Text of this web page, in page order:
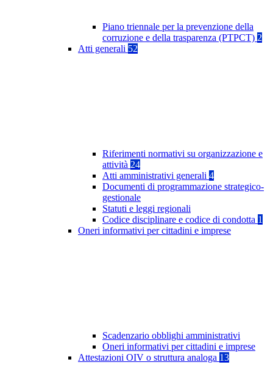
Piano triennale per la prevenzione della
corruzione e della trasparenza (PTPCT) 2
Atti generali 52
Riferimenti normativi su organizzazione e
attività 24
Atti amministrativi generali 4
Documenti di programmazione strategico-
gestionale
Statuti e leggi regionali
Codice disciplinare e codice di condotta 1
Oneri informativi per cittadini e imprese
Scadenzario obblighi amministrativi
Oneri informativi per cittadini e imprese
Attestazioni OIV o struttura analoga 13